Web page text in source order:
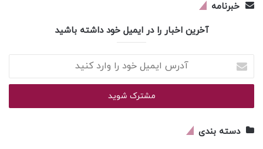
خبرنامه
آخرین اخبار را در ایمیل خود داشته باشید
ایمیل
خود
وارد
دسته بندی